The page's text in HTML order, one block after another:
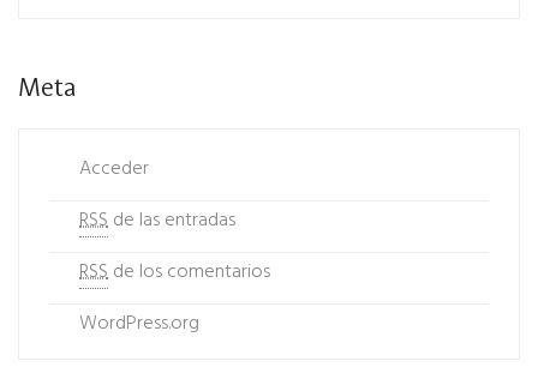
Meta
Acceder
RSSde las entradas
RSSde los comentarios
WordPress.org